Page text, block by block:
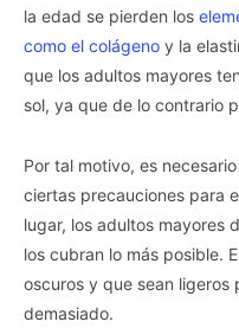
la edad se pierden los
como el colágeno y la
que los adultos mayores
sol, ya que de lo contrario
Por tal motivo, es
ciertas precauciones para
lugar, los adultos mayores
los cubran lo más posible.
oscuros y que sean ligeros
demasiado.